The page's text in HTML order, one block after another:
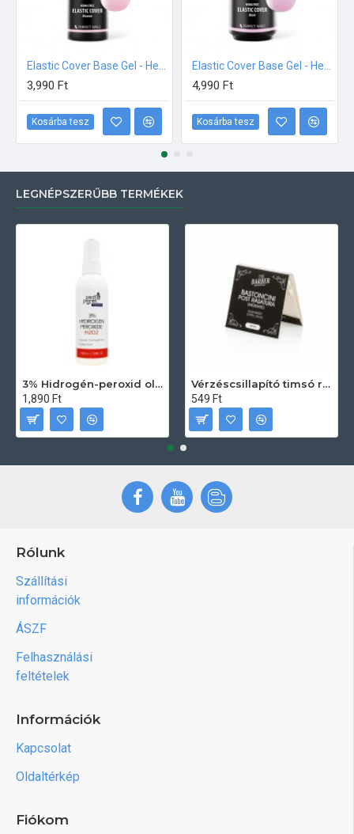
3,990 Ft
Kosárba tesz
4,990 Ft
Kosárba tesz
LEGNÉPSZERŰBB TERMÉKEK
3% Hidrogén-peroxid oldat (sebfertőtlenítő) 100ml
1,890 Ft
Vérzéscsillapító timsó rúd 20db
549 Ft
Rólunk
Szállítási
információk
ÁSZF
Felhasználási
feltételek
Információk
Kapcsolat
Oldaltérkép
Fiókom